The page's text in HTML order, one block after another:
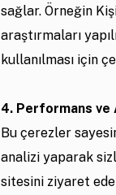
sağlar. Örneğin
araştırmaları
kullanılması için
4. Performans ve
Bu çerezler
analizi yaparak
sitesini ziyaret